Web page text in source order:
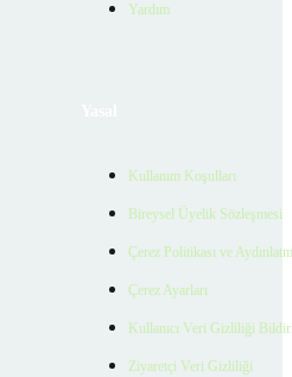
Yardım
Kullanım Koşulları
Bireysel Üyelik Sözleşmesi
Çerez Politikası ve
Çerez Ayarları
Kullanıcı Veri Gizliliği
Ziyaretçi Veri Gizliliği